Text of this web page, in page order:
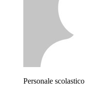
Personale scolastico